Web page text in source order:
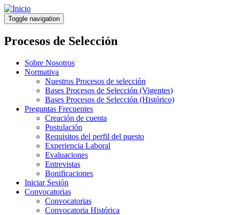
Pasar
al
contenido
principal
Toggle navigation
Procesos de Selección
Sobre Nosotros
Normativa
Nuestros Procesos de selección
Bases Procesos de Selección (Vigentes)
Bases Procesos de Selección (Histórico)
Preguntas Frecuentes
Creación de cuenta
Postulación
Requisitos del perfil del puesto
Experiencia Laboral
Evaluaciones
Entrevistas
Bonificaciones
Iniciar Sesión
Convocatorias
Convocatorias
Convocatoria Histórica